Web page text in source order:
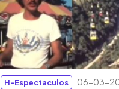
H-Espectaculos 06-03-